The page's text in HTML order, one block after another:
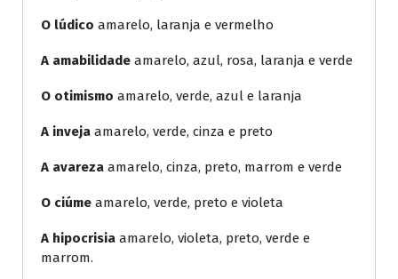
O lúdico amarelo, laranja e vermelho
A amabilidade amarelo, azul, rosa, laranja e verde
O otimismo amarelo, verde, azul e laranja
A inveja amarelo, verde, cinza e preto
A avareza amarelo, cinza, preto, marrom e verde
O ciúme amarelo, verde, preto e violeta
A hipocrisia amarelo, violeta, preto, verde e
marrom.